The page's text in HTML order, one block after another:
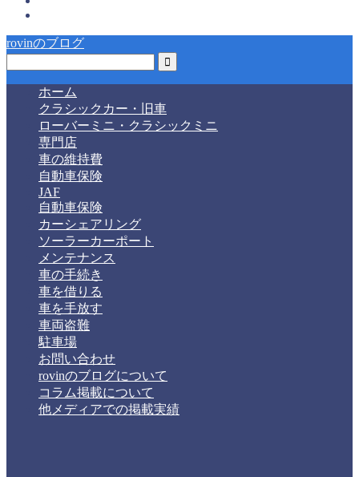
rovinのブログ
ホーム
クラシックカー・旧車
ローバーミニ・クラシックミニ
専門店
車の維持費
自動車保険
JAF
自動車保険
カーシェアリング
ソーラーカーポート
メンテナンス
車の手続き
車を借りる
車を手放す
車両盗難
駐車場
お問い合わせ
rovinのブログについて
コラム掲載について
他メディアでの掲載実績